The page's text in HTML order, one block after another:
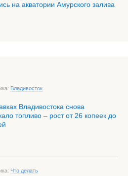
на акватории Амурского залива
Владивосток
Владивостока снова
топливо – рост от 26 копеек до
Что делать